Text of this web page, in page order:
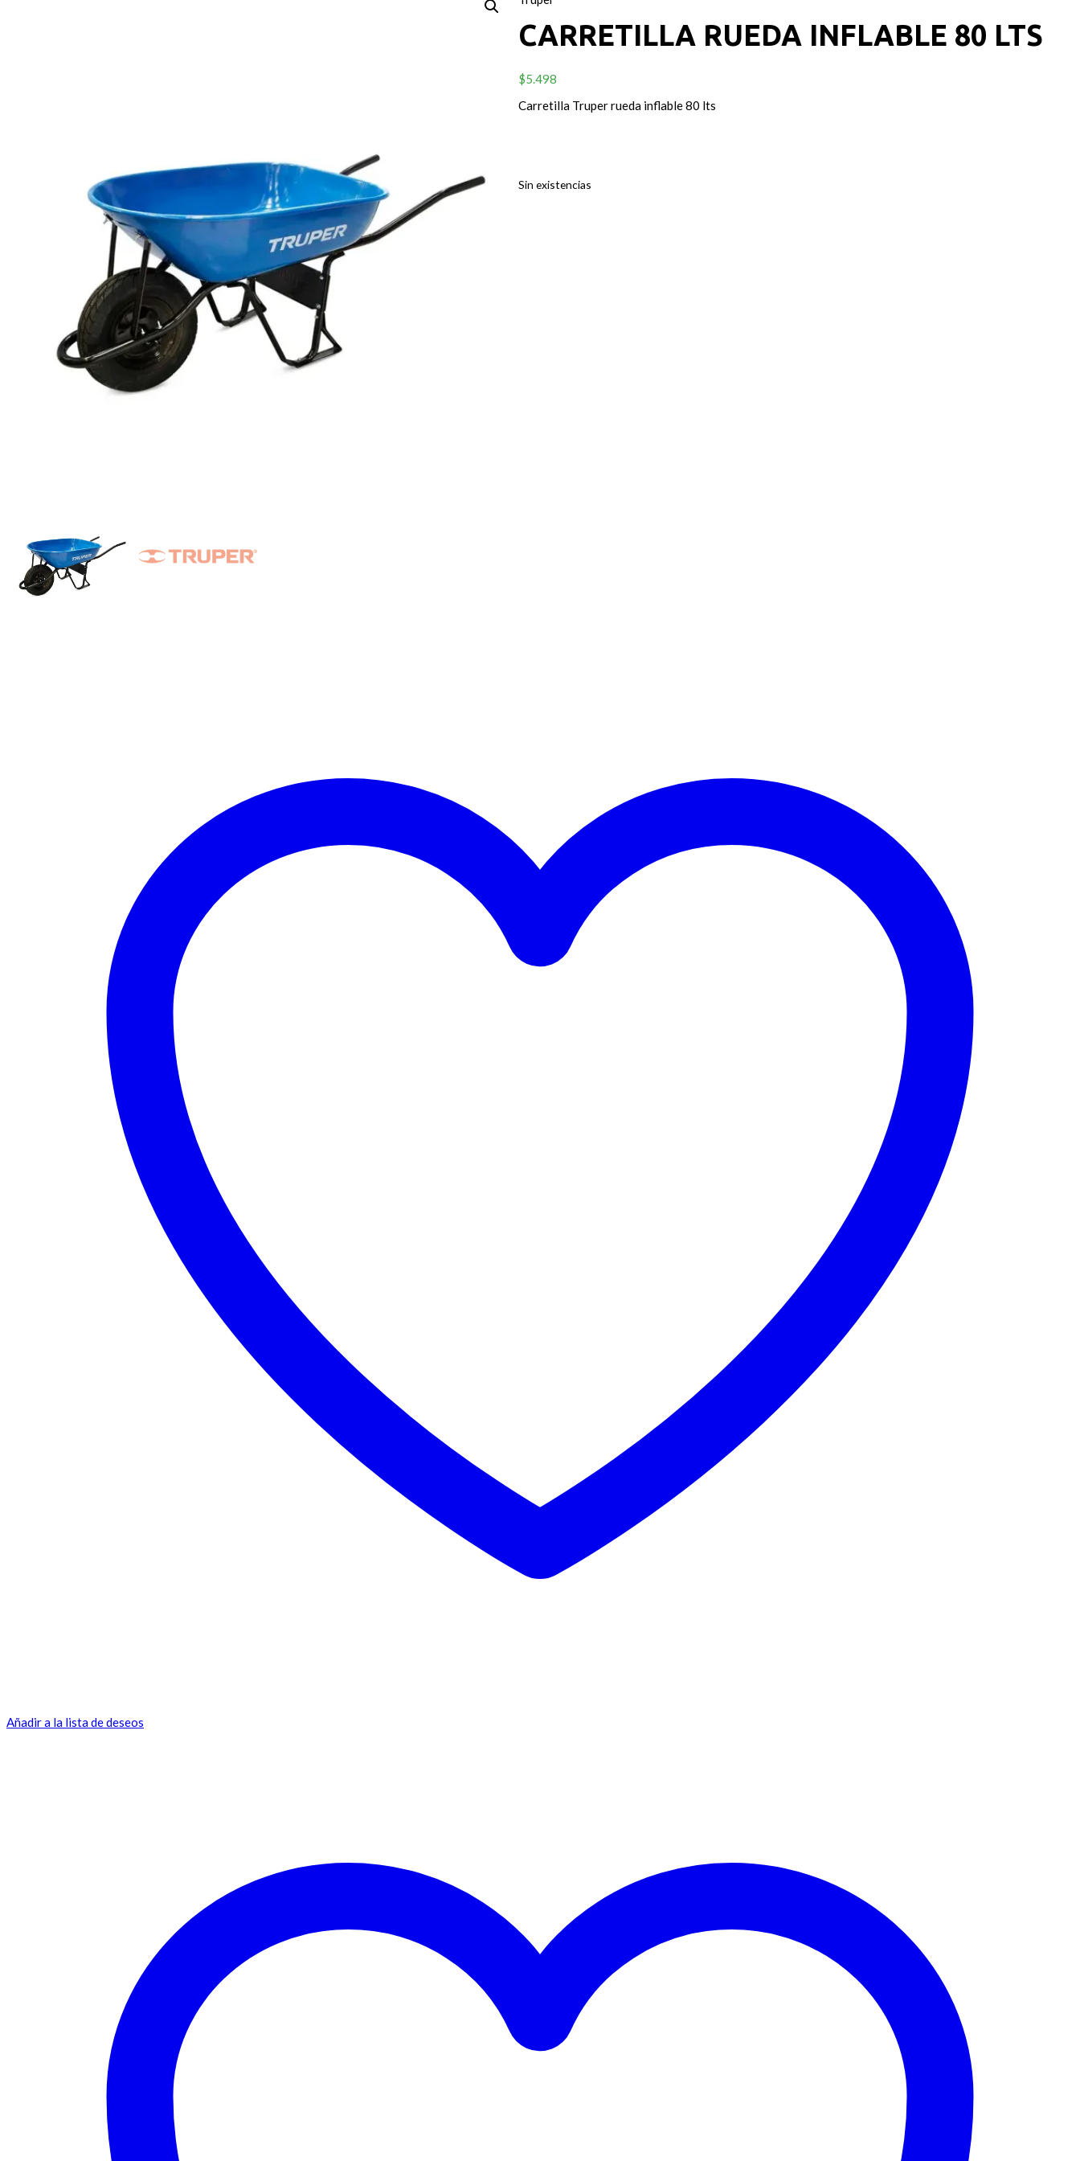
CARRETILLA RUEDA INFLABLE 80 LTS
$5.498
Carretilla Truper rueda inflable 80 lts
Sin existencias
Añadir a la lista de deseos